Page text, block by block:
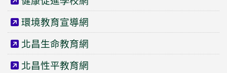
環境教育宣導網
北昌生命教育網
北昌性平教育網